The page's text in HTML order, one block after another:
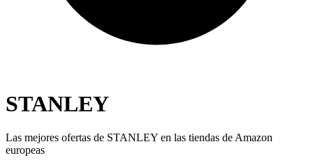
STANLEY
Las mejores ofertas de STANLEY en las tiendas de Amazon
europeas